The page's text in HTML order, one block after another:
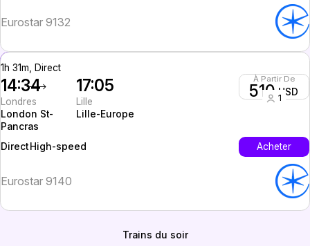
Eurostar 9132
1h 31m, Direct
14:34
Londres
London St-
Pancras
17:05
Lille
Lille-Europe
À Partir De
510 USD
1
Direct High-speed Acheter
Eurostar 9140
Trains du soir